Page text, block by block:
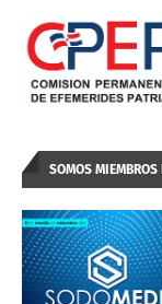
SOMOS MIEMBROS